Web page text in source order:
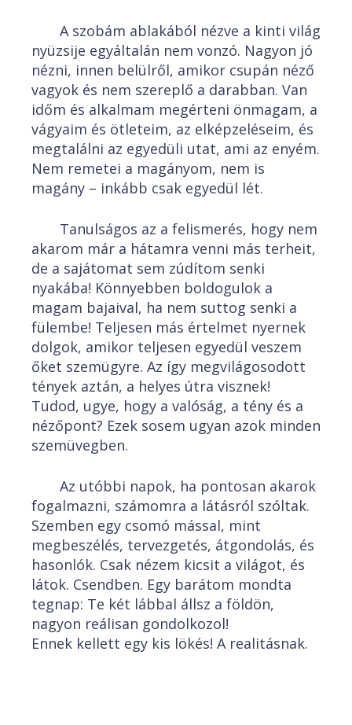
A szobám ablakából nézve a kinti világ
nyüzsije egyáltalán nem vonzó. Nagyon jó
nézni, innen belülről, amikor csupán néző
vagyok és nem szereplő a darabban. Van
időm és alkalmam megérteni önmagam, a
vágyaim és ötleteim, az elképzeléseim, és
megtalálni az egyedüli utat, ami az enyém.
Nem remetei a magányom, nem is
magány – inkább csak egyedül lét.
Tanulságos az a felismerés, hogy nem
akarom már a hátamra venni más terheit,
de a sajátomat sem zúdítom senki
nyakába! Könnyebben boldogulok a
magam bajaival, ha nem suttog senki a
fülembe! Teljesen más értelmet nyernek
dolgok, amikor teljesen egyedül veszem
őket szemügyre. Az így megvilágosodott
tények aztán, a helyes útra visznek!
Tudod, ugye, hogy a valóság, a tény és a
nézőpont? Ezek sosem ugyan azok minden
szemüvegben.
Az utóbbi napok, ha pontosan akarok
fogalmazni, számomra a látásról szóltak.
Szemben egy csomó mással, mint
megbeszélés, tervezgetés, átgondolás, és
hasonlók. Csak nézem kicsit a világot, és
látok. Csendben. Egy barátom mondta
tegnap: Te két lábbal állsz a földön,
nagyon reálisan gondolkozol!
Ennek kellett egy kis lökés! A realitásnak.